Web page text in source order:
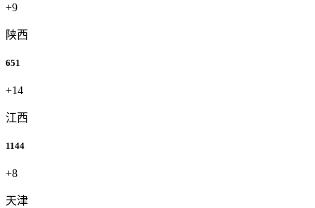
+9
陕西
651
+14
江西
1144
+8
天津